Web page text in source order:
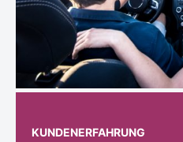
KUNDENERFAHRUNG